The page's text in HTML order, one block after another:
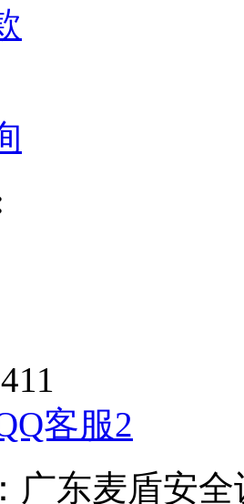
客服2
广东麦盾安